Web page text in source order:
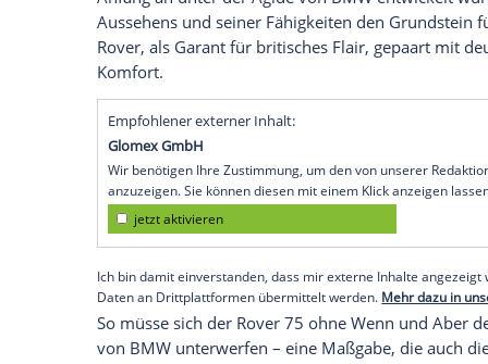
zweimonatigen Verschiebung des
Schmuckstück nicht zu haben sein.
Überrascht, weil Ausländer die Zahl 75
Niveau aussprachen, sah sich
seventy-five“ zu versehen. Ein nicht
noch hat derRover75 seine
Im Gesundungsplan – der neue Rover-
Rover75 naturgemäß eine tragende
Anfang an unter der Ägide von BMW
Aussehens und seiner Fähigkeiten den